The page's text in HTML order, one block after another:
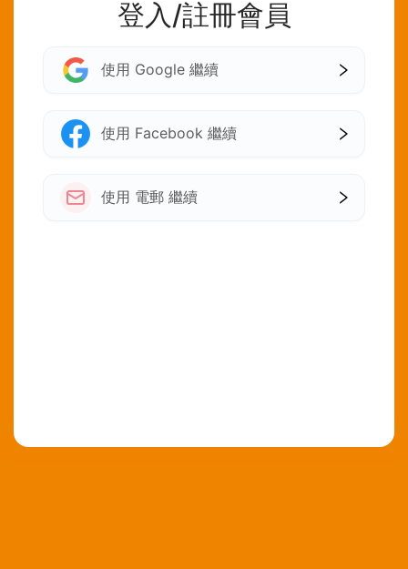
登入/註冊會員
使用 Google 繼續
使用 Facebook 繼續
使用 電郵 繼續